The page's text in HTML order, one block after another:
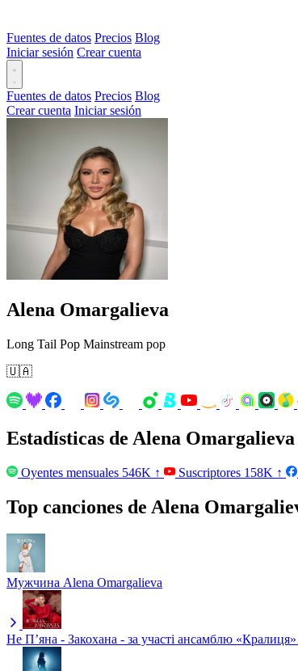
Fuentes de datos Precios Blog
Iniciar sesión Crear cuenta
Fuentes de datos Precios Blog
Crear cuenta Iniciar sesión
Alena Omargalieva
Long Tail Pop Mainstream pop
🇺🇦
Estadísticas de Alena Omargalieva
Oyentes mensuales 546K ↑ Suscriptores 158K ↑
Top canciones de Alena
Мужчина Alena Omargalieva
Не Пʼяна - Закохана - за участі ансамблю «Кралиця»